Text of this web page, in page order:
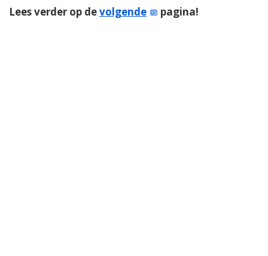
Lees verder op devolgende pagina!